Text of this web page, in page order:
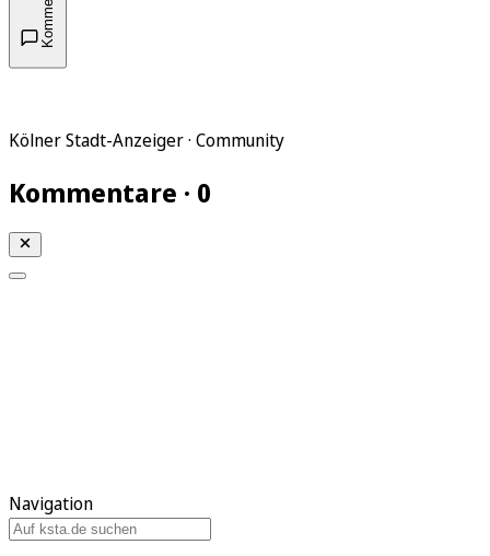
Kölner Stadt-Anzeiger · Community
Kommentare · 0
Navigation